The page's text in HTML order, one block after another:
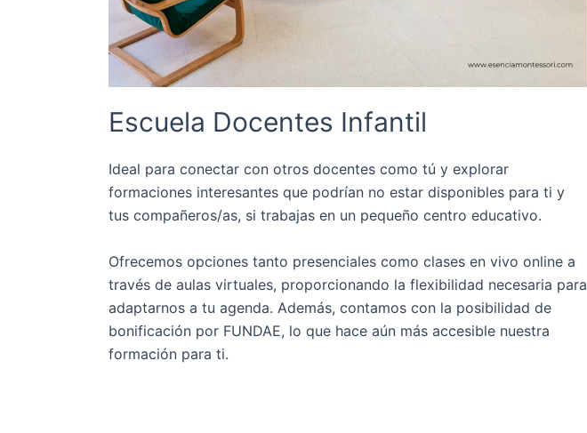
Escuela Docentes Infantil
Ideal para conectar con otros docentes como tú y explorar
formaciones interesantes que podrían no estar disponibles para ti y
tus compañeros/as, si trabajas en un pequeño centro educativo.
Ofrecemos opciones tanto presenciales como clases en vivo online a
través de aulas virtuales, proporcionando la flexibilidad necesaria para
adaptarnos a tu agenda. Además, contamos con la posibilidad de
bonificación por FUNDAE, lo que hace aún más accesible nuestra
formación para ti.